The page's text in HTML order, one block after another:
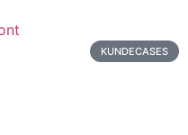
KUNDECASES